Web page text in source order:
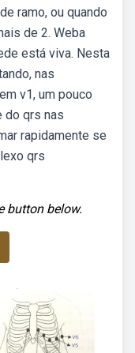
ramo, ou quando
de 2. Weba
está viva. Nesta
nas
v1, um pouco
do qrs nas
rapidamente se
qrs
button below.